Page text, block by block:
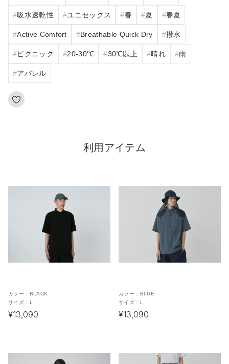
吸水速乾性 ユニセックス 春 夏 春夏
Active Comfort Breathable Quick Dry 撥水
ピクニック 20‐30℃ 30℃以上 晴れ 雨
アパレル
利用アイテム
カラー： BLACK
サイズ： L
¥13,090
カラー： BLUE
サイズ： L
¥13,090